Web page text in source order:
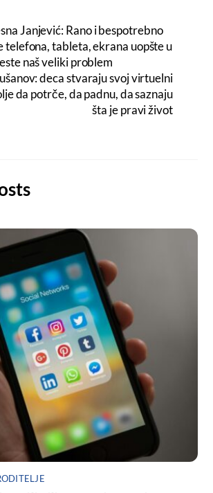
Janjević: Rano i bespotrebno
telefona, tableta, ekrana uopšte u
naš veliki problem
deca stvaraju svoj virtuelni
da potrče, da padnu, da saznaju
šta je pravi život